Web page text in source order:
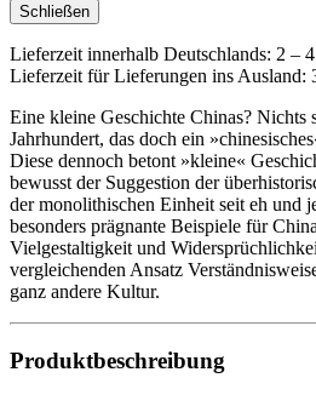
Schließen
Lieferzeit innerhalb Deutschlands: 2 –
Lieferzeit für Lieferungen ins Ausland:
Eine kleine Geschichte Chinas? Nichts
Jahrhundert, das doch ein
Diese dennoch betont »kleine«
bewusst der Suggestion der
der monolithischen Einheit seit eh und
besonders prägnante Beispiele für
Vielgestaltigkeit und
vergleichenden Ansatz
ganz andere Kultur.
Produktbeschreibung